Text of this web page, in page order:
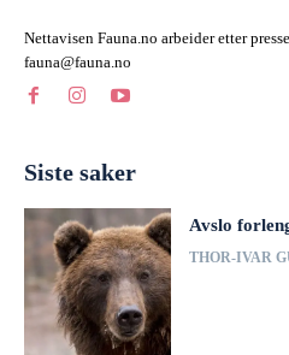
Nettavisen Fauna.no arbeider etter
fauna@fauna.no
Siste saker
Avslo
THOR-IVAR